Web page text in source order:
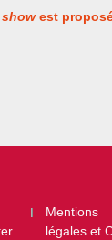
showest
Mentions
légales et